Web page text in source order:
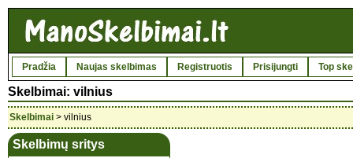
Pradžia Naujas skelbimas Registruotis Prisijungti Top
Skelbimai: vilnius
Skelbimai > vilnius
Skelbimų sritys